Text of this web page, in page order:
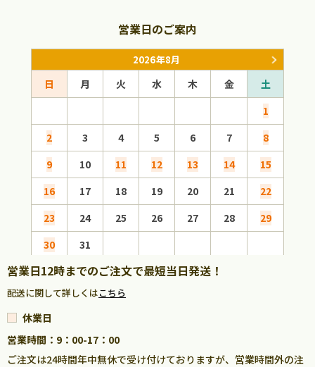
営業日のご案内
2026年8月
日 月 火 水 木 金
土
1
2
3 4 5 6 7
8
9
10 11 12 13 14
15
16
17 18 19 20 21
22
23
24 25 26 27 28
29
30
31
営業日12時までのご注文で最短当日発送！
配送に関して詳しくはこちら
休業日
営業時間：9：00-17：00
ご注文は24時間年中無休で受け付けておりますが、営業時間外の注